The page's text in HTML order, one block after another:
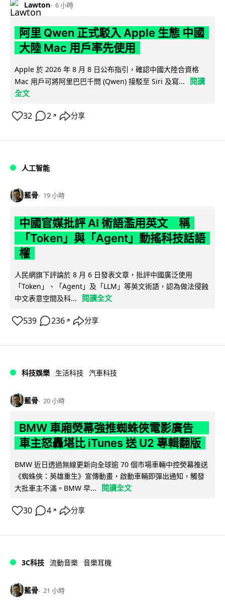
Lawton 6 小時
阿里 Qwen 正式駁入 Apple 生態 中國
大陸 Mac 用戶率先使用
Apple 於 2026 年 8 月 8 日公布指引，確認中國大陸合資格
Mac 用戶可將阿里巴巴千問 (Qwen) 接駁至 Siri 及寫...
閱讀
全文
32 2 ↗ 分享
人工智能
藍骨 19 小時
中國官媒批評 AI 術語濫用英文 稱
「Token」與「Agent」動搖科技話語
權
人民網旗下評論於 8 月 6 日發表文章，批評中國廣泛使用
「Token」、「Agent」及「LLM」等英文術語，認為做法侵蝕
中文表意空間及科...
閱讀全文
539 236 ↗ 分享
科技娛樂 生活科技 汽車科技
藍骨 20 小時
BMW 車廂熒幕強推蜘蛛俠電影廣告
車主怒轟堪比 iTunes 送 U2 專輯翻版
BMW 近日透過無線更新向全球逾 70 個市場車輛中控熒幕推送
《蜘蛛俠：英雄重生》宣傳動畫，啟動車輛即彈出通知，觸發
大批車主不滿。BMW 早...
閱讀全文
30 4 ↗ 分享
3C科技 流動音樂 音樂耳機
藍骨 21 小時